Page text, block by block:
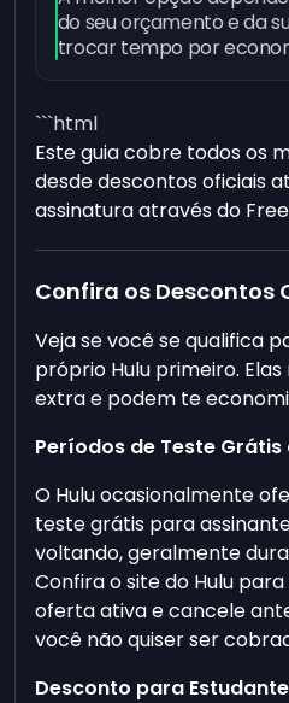
do seu orçamento e da
trocar tempo por
```html
Este guia cobre todos os
desde descontos oficiais
assinatura através do
Confira os Descontos
Veja se você se qualifica
próprio Hulu primeiro.
extra e podem te
Períodos de Teste Grátis
O Hulu ocasionalmente
teste grátis para
voltando, geralmente
Confira o site do Hulu
oferta ativa e cancele
você não quiser ser
Desconto para